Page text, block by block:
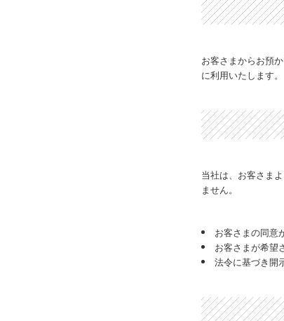
お客さまからお預
に利用いたします。
当社は、お客さま
ません。
お客さまの同意
お客さまが希望
法令に基づき開